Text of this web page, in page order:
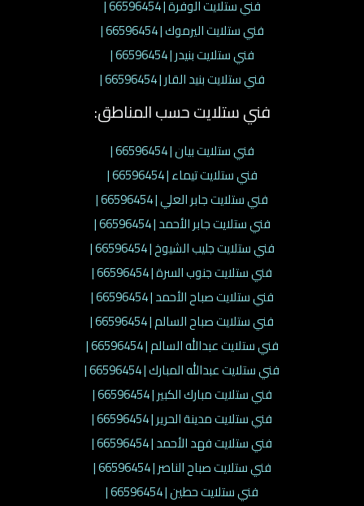
فني ستلايت الوفرة | 66596454 |
فني ستلايت اليرموك | 66596454 |
فني ستلايت بنيدر | 66596454 |
فني ستلايت بنيد القار | 66596454 |
فني ستلايت حسب المناطق:
فني ستلايت بيان | 66596454 |
فني ستلايت تيماء | 66596454 |
فني ستلايت جابر العلي | 66596454 |
فني ستلايت جابر الأحمد | 66596454 |
فني ستلايت جليب الشيوخ | 66596454 |
فني ستلايت جنوب السرة | 66596454 |
فني ستلايت صباح الأحمد | 66596454 |
فني ستلايت صباح السالم | 66596454 |
فني ستلايت عبدالله السالم | 66596454 |
فني ستلايت عبدالله المبارك | 66596454 |
فني ستلايت مبارك الكبير | 66596454 |
فني ستلايت مدينة الحرير | 66596454 |
فني ستلايت فهد الأحمد | 66596454 |
فني ستلايت صباح الناصر | 66596454 |
فني ستلايت حطين | 66596454 |